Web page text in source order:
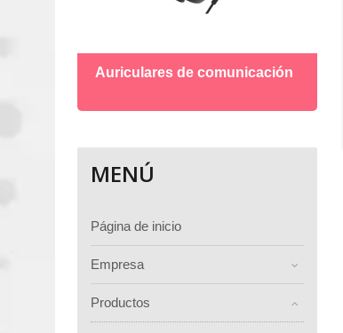
Auriculares de comunicación
MENÚ
Página de inicio
Empresa
Productos